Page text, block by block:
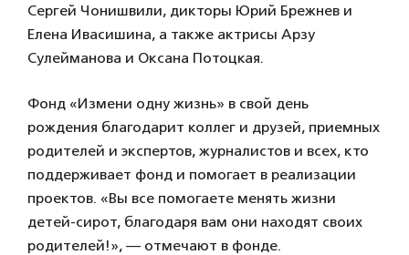
Сергей Чонишвили, дикторы Юрий Брежнев и
Елена Ивасишина, а также актрисы Арзу
Сулейманова и Оксана Потоцкая.
Фонд «Измени одну жизнь» в свой день
рождения благодарит коллег и друзей, приемных
родителей и экспертов, журналистов и всех, кто
поддерживает фонд и помогает в реализации
проектов. «Вы все помогаете менять жизни
детей-сирот, благодаря вам они находят своих
родителей!», — отмечают в фонде.